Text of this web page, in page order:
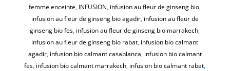
femme enceinte, INFUSION, infusion au fleur de ginseng bio,
infusion au fleur de ginseng bio agadir, infusion au fleur de
ginseng bio fes, infusion au fleur de ginseng bio marrakech,
infusion au fleur de ginseng bio rabat, infusion bio calmant
agadir, infusion bio calmant casablanca, infusion bio calmant
fes, infusion bio calmant marrakech, infusion bio calmant rabat,